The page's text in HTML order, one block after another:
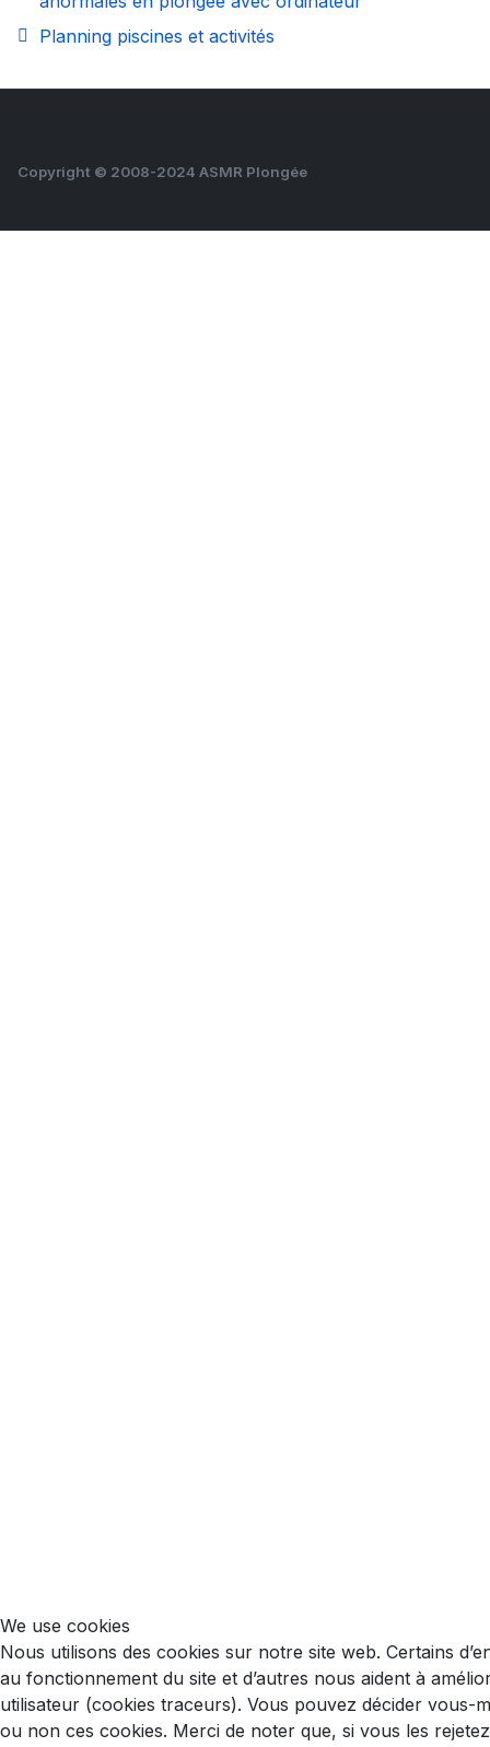
Planning piscines et activités
Copyright © 2008-2024 ASMR Plongée
We use cookies
Nous utilisons des cookies sur notre site web. Certains
au fonctionnement du site et d’autres nous aident à
utilisateur (cookies traceurs). Vous pouvez décider vous-
ou non ces cookies. Merci de noter que, si vous les